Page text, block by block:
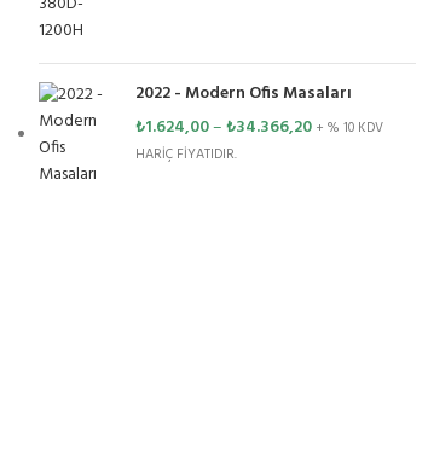
2022 - Modern Ofis Masaları
₺1.624,00–₺34.366,20 + % 10 KDV
HARİÇ FİYATIDIR.